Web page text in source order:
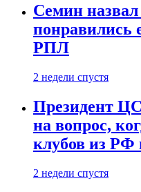
Семин
понравились
РПЛ
2 недели спустя
Президент
на вопрос,
клубов из РФ
2 недели спустя